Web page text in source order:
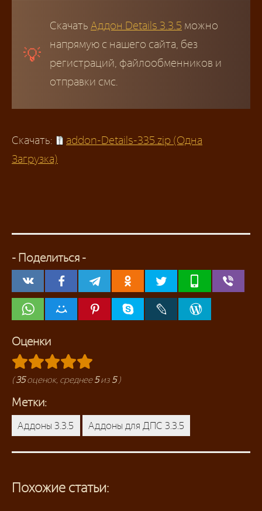
Скачать Аддон Details 3.3.5 можно
напрямую с нашего сайта, без
регистраций, файлообменников и
отправки смс.
Скачать:
addon-Details-335.zip (Одна
Загрузка)
- Поделиться -
Оценки
(35оценок, среднее5из 5)
Метки:
Аддоны 3.3.5 Аддоны для ДПС 3.3.5
Похожие статьи: